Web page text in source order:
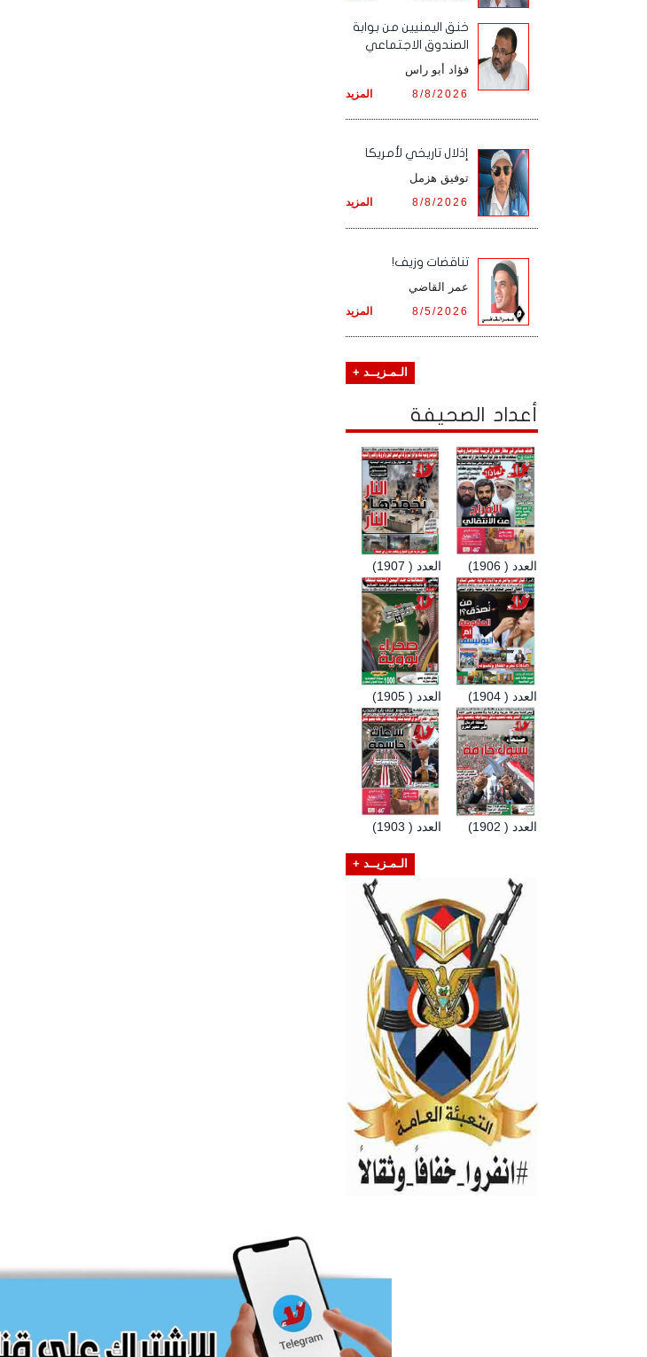
خنق اليمنيين من بوابة
الصندوق الاجتماعي
فؤاد أبو راس
المزيد 8/8/2026
إذلال تاريخي لأمريكا
توفيق هزمل
المزيد 8/8/2026
تناقضات وزيف!
عمر القاضي
المزيد 8/5/2026
الـمـزيــد +
أعداد الصحيفة
العدد ( 1907) العدد ( 1906)
العدد ( 1905) العدد ( 1904)
العدد ( 1903) العدد ( 1902)
الـمـزيــد +